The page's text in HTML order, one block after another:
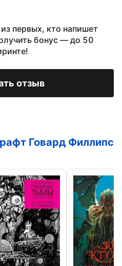
первых, кто напишет
бонус — до 50
отзыв
Говард Филлипс